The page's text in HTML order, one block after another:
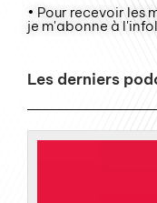
• Pour recevoir les
je m'abonne à
Les derniers